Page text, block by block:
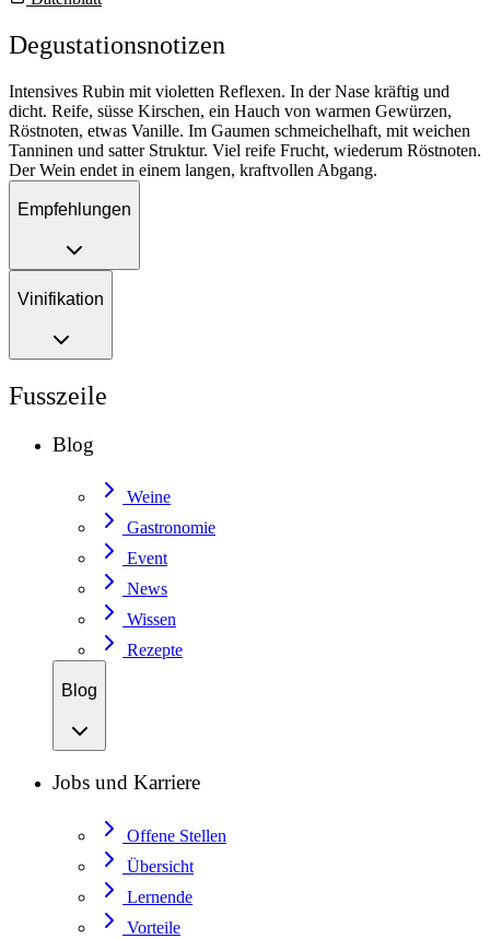
Degustationsnotizen
Intensives Rubin mit violetten Reflexen. In der Nase kräftig und
dicht. Reife, süsse Kirschen, ein Hauch von warmen Gewürzen,
Röstnoten, etwas Vanille. Im Gaumen schmeichelhaft, mit weichen
Tanninen und satter Struktur. Viel reife Frucht, wiederum Röstnoten.
Der Wein endet in einem langen, kraftvollen Abgang.
Empfehlungen
Vinifikation
Fusszeile
Blog
Weine
Gastronomie
Event
News
Wissen
Rezepte
Blog
Jobs und Karriere
Offene Stellen
Übersicht
Lernende
Vorteile